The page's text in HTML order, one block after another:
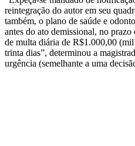
reintegração do autor em seu
também, o plano de saúde e
antes do ato demissional, no
de multa diária de R$1.000,00
trinta dias”, determinou a
urgência (semelhante a uma